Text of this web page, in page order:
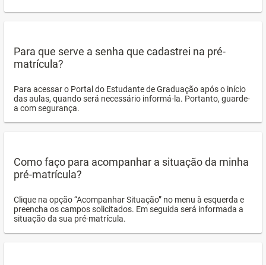
Para que serve a senha que cadastrei na pré-
matrícula?
Para acessar o Portal do Estudante de Graduação após o início
das aulas, quando será necessário informá-la. Portanto, guarde-
a com segurança.
Como faço para acompanhar a situação da minha
pré-matrícula?
Clique na opção “Acompanhar Situação” no menu à esquerda e
preencha os campos solicitados. Em seguida será informada a
situação da sua pré-matrícula.